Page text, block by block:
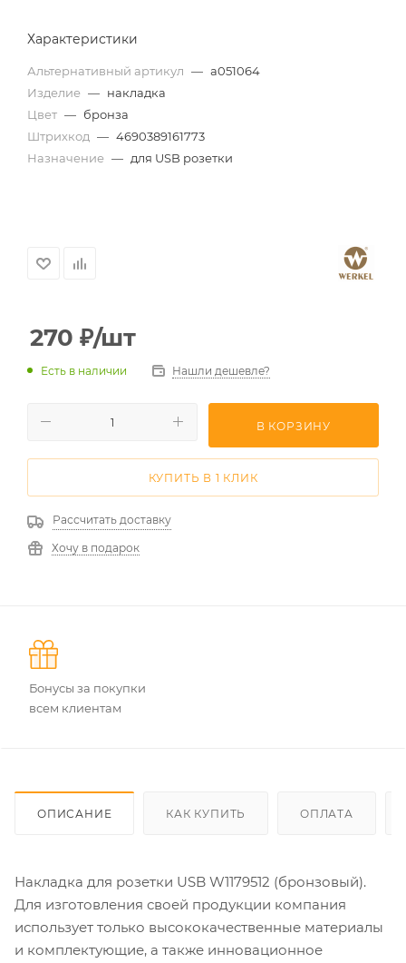
Характеристики
Альтернативный артикул — a051064
Изделие — накладка
Цвет — бронза
Штрихкод — 4690389161773
Назначение — для USB розетки
270 ₽/шт
Есть в наличии Нашли дешевле?
В КОРЗИНУ
КУПИТЬ В 1 КЛИК
Рассчитать доставку
Хочу в подарок
Бонусы за покупки
всем клиентам
ОПИСАНИЕ КАК КУПИТЬ ОПЛАТА
Накладка для розетки USB W1179512 (бронзовый).
Для изготовления своей продукции компания
использует только высококачественные материалы
и комплектующие, а также инновационное